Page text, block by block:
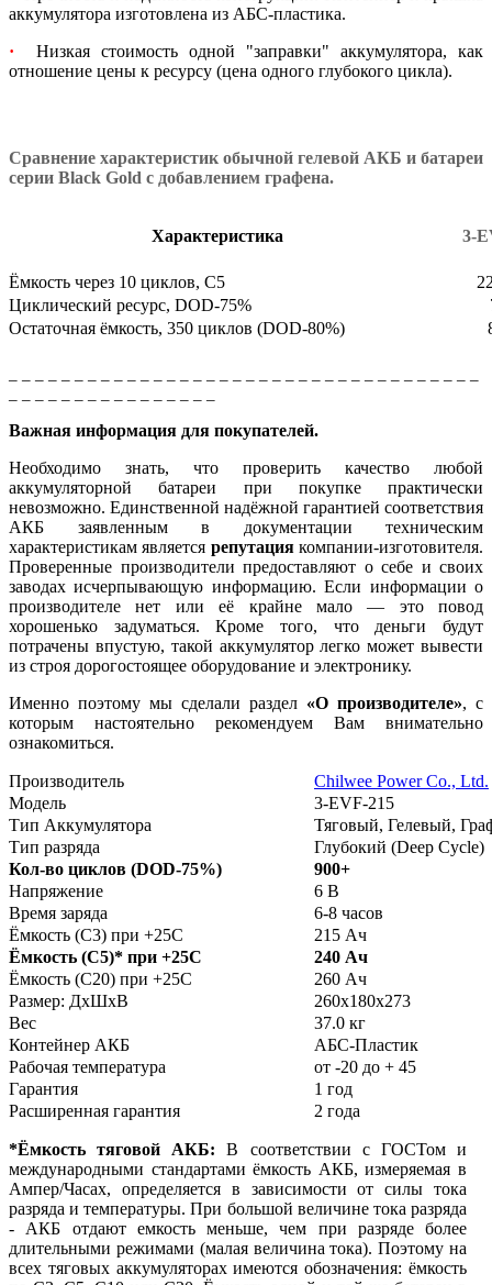
аккумулятора изготовлена из АБС-пластика.
· Низкая стоимость одной "заправки" аккумулятора, как
отношение цены к ресурсу (цена одного глубокого цикла).
Сравнение характеристик обычной гелевой АКБ и батареи
серии Black Gold с добавлением графена.
Характеристика 3-
Ёмкость через 10 циклов, С5
Циклический ресурс, DOD-75%
Остаточная ёмкость, 350 циклов (DOD-80%)
Важная информация для покупателей.
Необходимо знать, что проверить качество любой
аккумуляторной батареи при покупке практически
невозможно. Единственной надёжной гарантией соответствия
АКБ заявленным в документации техническим
характеристикам является репутациякомпании-изготовителя.
Проверенные производители предоставляют о себе и своих
заводах исчерпывающую информацию. Если информации о
производителе нет или её крайне мало — это повод
хорошенько задуматься. Кроме того, что деньги будут
потрачены впустую, такой аккумулятор легко может вывести
из строя дорогостоящее оборудование и электронику.
Именно поэтому мы сделали раздел «О производителе», с
которым настоятельно рекомендуем Вам внимательно
ознакомиться.
Производитель
Chilwee Power Co., Ltd.
Модель
3-EVF-215
Тип Аккумулятора
Тяговый, Гелевый,
Тип разряда
Глубокий (Deep Cycle)
Кол-во циклов (DOD-75%)
900+
Напряжение
6 В
Время заряда
6-8 часов
Ёмкость (С3) при +25С
215 Ач
Ёмкость (С5)* при +25С
240 Ач
Ёмкость (С20) при +25С
260 Ач
Размер: ДхШхВ
260х180х273
Вес
37.0 кг
Контейнер АКБ
АБС-Пластик
Рабочая температура
от -20 до + 45
Гарантия
1 год
Расширенная гарантия
2 года
*Ёмкость тяговой АКБ:В соответствии с ГОСТом и
международными стандартами ёмкость АКБ, измеряемая в
Ампер/Часах, определяется в зависимости от силы тока
разряда и температуры. При большой величине тока разряда
- АКБ отдают емкость меньше, чем при разряде более
длительными режимами (малая величина тока). Поэтому на
всех тяговых аккумуляторах имеются обозначения: ёмкость